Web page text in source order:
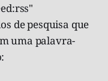
de pesquisa que
uma palavra-